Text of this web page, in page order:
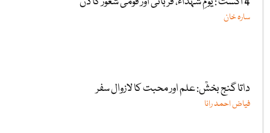
سارہ خان
داتا گنج بخشؒ: علم اور محبت کا لازوال سفر
فیاض احمد رانا